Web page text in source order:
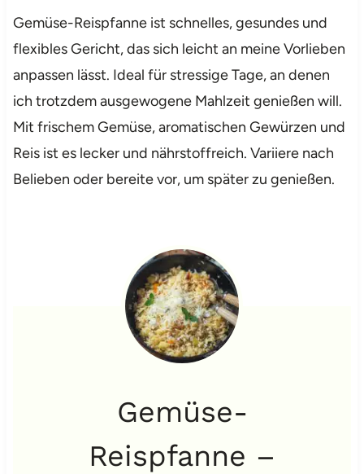
Gemüse-Reispfanne ist schnelles, gesundes und
flexibles Gericht, das sich leicht an meine Vorlieben
anpassen lässt. Ideal für stressige Tage, an denen
ich trotzdem ausgewogene Mahlzeit genießen will.
Mit frischem Gemüse, aromatischen Gewürzen und
Reis ist es lecker und nährstoffreich. Variiere nach
Belieben oder bereite vor, um später zu genießen.
Gemüse-
Reispfanne –